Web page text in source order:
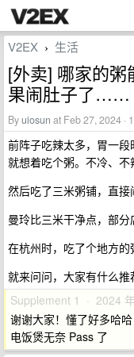
V2EX › 生活
[外卖] 哪家的
果闹肚子了……
Byuiosun at Feb 27, 2024 ·
前阵子吃辣太多，胃一段
就想着吃个粥。不冷、不
然后吃了三米粥铺，直
曼玲比三米干净点，部分
在杭州时，吃了个地方的
就来问问，大家有什么推
Supplement 1 · 2024
谢谢大家！懂了好多哈
电饭煲无奈 Pass 了